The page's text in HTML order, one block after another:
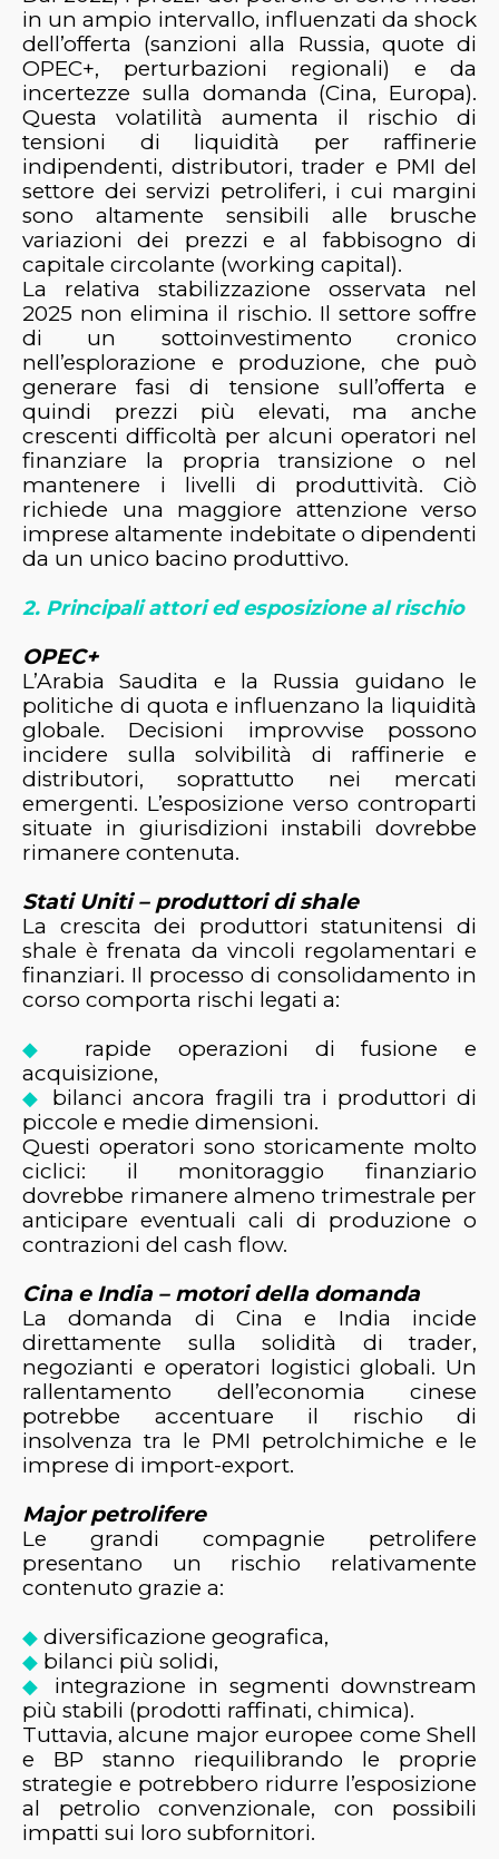
in un ampio intervallo, influenzati da shock
dell’offerta (sanzioni alla Russia, quote di
OPEC+, perturbazioni regionali) e da
incertezze sulla domanda (Cina, Europa).
Questa volatilità aumenta il rischio di
tensioni di liquidità per raffinerie
indipendenti, distributori, trader e PMI del
settore dei servizi petroliferi, i cui margini
sono altamente sensibili alle brusche
variazioni dei prezzi e al fabbisogno di
capitale circolante (working capital).
La relativa stabilizzazione osservata nel
2025 non elimina il rischio. Il settore soffre
di un sottoinvestimento cronico
nell’esplorazione e produzione, che può
generare fasi di tensione sull’offerta e
quindi prezzi più elevati, ma anche
crescenti difficoltà per alcuni operatori nel
finanziare la propria transizione o nel
mantenere i livelli di produttività. Ciò
richiede una maggiore attenzione verso
imprese altamente indebitate o dipendenti
da un unico bacino produttivo.
2. Principali attori ed esposizione al rischio
OPEC+
L’Arabia Saudita e la Russia guidano le
politiche di quota e influenzano la liquidità
globale. Decisioni improvvise possono
incidere sulla solvibilità di raffinerie e
distributori, soprattutto nei mercati
emergenti. L’esposizione verso controparti
situate in giurisdizioni instabili dovrebbe
rimanere contenuta.
Stati Uniti – produttori di shale
La crescita dei produttori statunitensi di
shale è frenata da vincoli regolamentari e
finanziari. Il processo di consolidamento in
corso comporta rischi legati a:
◆
rapide operazioni di fusione e
acquisizione,
◆
bilanci ancora fragili tra i produttori di
piccole e medie dimensioni.
Questi operatori sono storicamente molto
ciclici: il monitoraggio finanziario
dovrebbe rimanere almeno trimestrale per
anticipare eventuali cali di produzione o
contrazioni del cash flow.
Cina e India – motori della domanda
La domanda di Cina e India incide
direttamente sulla solidità di trader,
negozianti e operatori logistici globali. Un
rallentamento dell’economia cinese
potrebbe accentuare il rischio di
insolvenza tra le PMI petrolchimiche e le
imprese di import-export.
Major petrolifere
Le grandi compagnie petrolifere
presentano un rischio relativamente
contenuto grazie a:
◆ diversificazione geografica,
◆ bilanci più solidi,
◆
integrazione in segmenti downstream
più stabili (prodotti raffinati, chimica).
Tuttavia, alcune major europee come Shell
e BP stanno riequilibrando le proprie
strategie e potrebbero ridurre l’esposizione
al petrolio convenzionale, con possibili
impatti sui loro subfornitori.